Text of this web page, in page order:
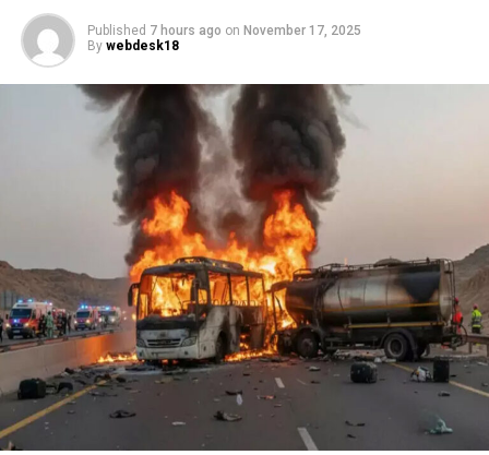
Published 7 hours ago on November 17, 2025
By webdesk18